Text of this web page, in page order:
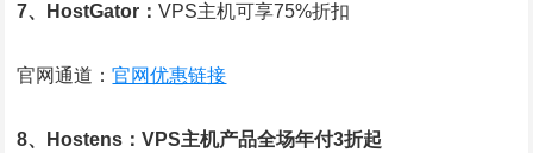
7、HostGator：VPS主机可享75%折扣
官网通道：官网优惠链接
8、Hostens：VPS主机产品全场年付3折起